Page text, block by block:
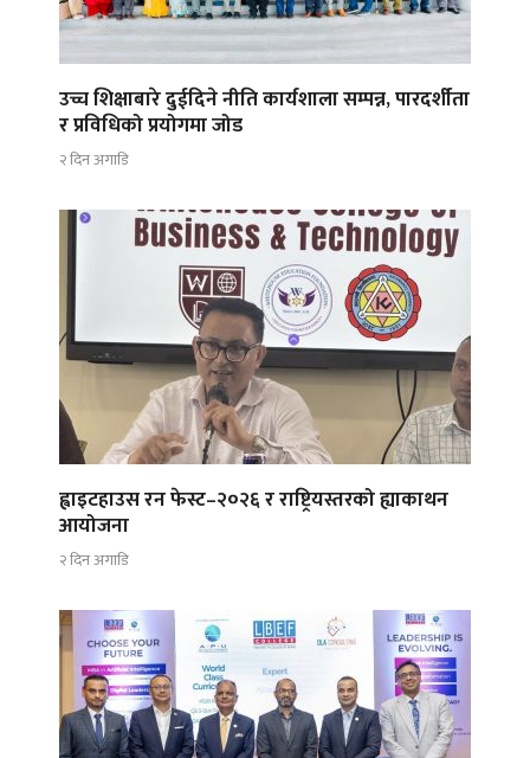
उच्च शिक्षाबारे दुईदिने नीति कार्यशाला सम्पन्न, पारदर्शीता
र प्रविधिको प्रयोगमा जोड
२ दिन अगाडि
ह्वाइटहाउस रन फेस्ट–२०२६ र राष्ट्रियस्तरको ह्याकाथन
आयोजना
२ दिन अगाडि